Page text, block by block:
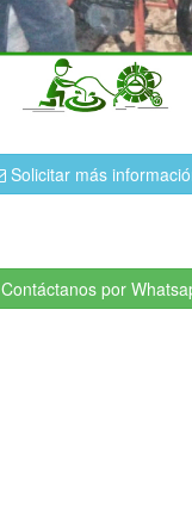
Solicitar más
Contáctanos por